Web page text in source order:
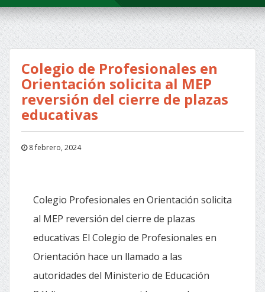
Colegio de Profesionales en
Orientación solicita al MEP
reversión del cierre de plazas
educativas
8 febrero, 2024
Colegio Profesionales en Orientación solicita
al MEP reversión del cierre de plazas
educativas El Colegio de Profesionales en
Orientación hace un llamado a las
autoridades del Ministerio de Educación